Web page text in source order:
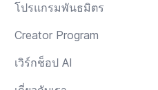
โปรแกรมพันธมิตร
Creator Program
เวิร์กช็อป AI